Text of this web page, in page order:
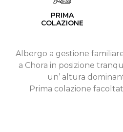
PRIMA
COLAZIONE
Albergo a gestione
a Chora in posizione
un’ altura
Prima colazione